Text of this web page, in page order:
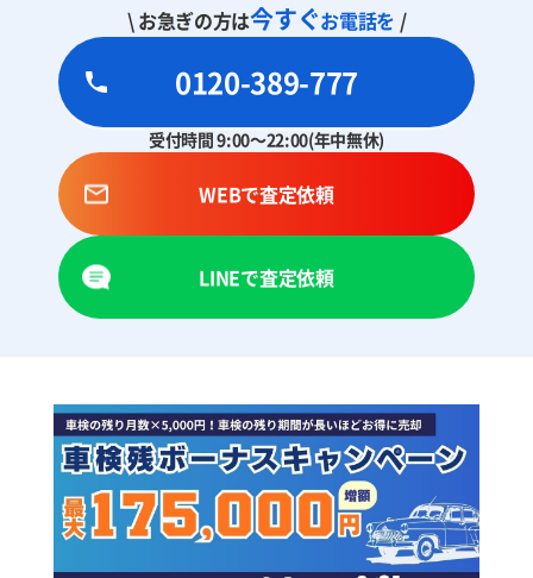
\ お急ぎの方は今すぐお電話を /
0120-389-777
受付時間 9:00～22:00(年中無休)
WEBで査定依頼
LINEで査定依頼